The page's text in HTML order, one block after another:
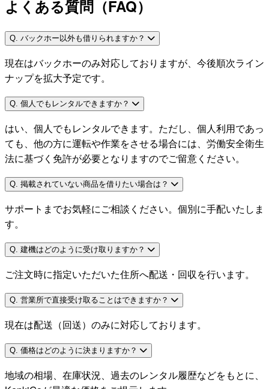
よくある質問（FAQ）
Q. バックホー以外も借りられますか？
現在はバックホーのみ対応しておりますが、今後順次ライン
ナップを拡大予定です。
Q. 個人でもレンタルできますか？
はい、個人でもレンタルできます。ただし、個人利用であっ
ても、他の方に運転や作業をさせる場合には、労働安全衛生
法に基づく免許が必要となりますのでご留意ください。
Q. 掲載されていない商品を借りたい場合は？
サポートまでお気軽にご相談ください。個別に手配いたしま
す。
Q. 建機はどのように受け取りますか？
ご注文時に指定いただいた住所へ配送・回収を行います。
Q. 営業所で直接受け取ることはできますか？
現在は配送（回送）のみに対応しております。
Q. 価格はどのように決まりますか？
地域の相場、在庫状況、過去のレンタル履歴などをもとに、